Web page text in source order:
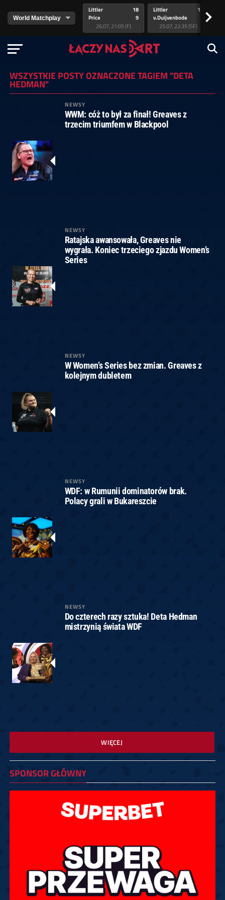
Littler
Price
18
9
26.07, 21:05 (F)
Littler
v.Duijvenbode
17
25.07, 22:35 (SF)
>
WSZYSTKIE POSTY OZNACZONE TAGIEM "DETA
HEDMAN"
NEWSY
WWM: cóż to był za finał! Greaves z
trzecim triumfem w Blackpool
NEWSY
Ratajska awansowała, Greaves nie
wygrała. Koniec trzeciego zjazdu Women’s
Series
NEWSY
W Women’s Series bez zmian. Greaves z
kolejnym dubletem
NEWSY
WDF: w Rumunii dominatorów brak.
Polacy grali w Bukareszcie
NEWSY
Do czterech razy sztuka! Deta Hedman
mistrzynią świata WDF
WIĘCEJ
SPONSOR GŁÓWNY